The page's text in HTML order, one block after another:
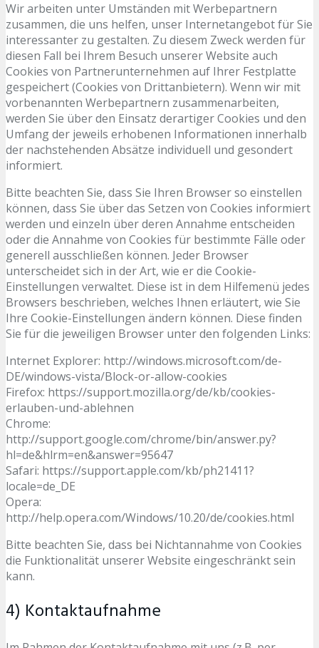
Wir arbeiten unter Umständen mit Werbepartnern
zusammen, die uns helfen, unser Internetangebot für Sie
interessanter zu gestalten. Zu diesem Zweck werden für
diesen Fall bei Ihrem Besuch unserer Website auch
Cookies von Partnerunternehmen auf Ihrer Festplatte
gespeichert (Cookies von Drittanbietern). Wenn wir mit
vorbenannten Werbepartnern zusammenarbeiten,
werden Sie über den Einsatz derartiger Cookies und den
Umfang der jeweils erhobenen Informationen innerhalb
der nachstehenden Absätze individuell und gesondert
informiert.
Bitte beachten Sie, dass Sie Ihren Browser so einstellen
können, dass Sie über das Setzen von Cookies informiert
werden und einzeln über deren Annahme entscheiden
oder die Annahme von Cookies für bestimmte Fälle oder
generell ausschließen können. Jeder Browser
unterscheidet sich in der Art, wie er die Cookie-
Einstellungen verwaltet. Diese ist in dem Hilfemenü jedes
Browsers beschrieben, welches Ihnen erläutert, wie Sie
Ihre Cookie-Einstellungen ändern können. Diese finden
Sie für die jeweiligen Browser unter den folgenden Links:
Internet Explorer: http://windows.microsoft.com/de-
DE/windows-vista/Block-or-allow-cookies
Firefox: https://support.mozilla.org/de/kb/cookies-
erlauben-und-ablehnen
Chrome:
http://support.google.com/chrome/bin/answer.py?
hl=de&hlrm=en&answer=95647
Safari: https://support.apple.com/kb/ph21411?
locale=de_DE
Opera:
http://help.opera.com/Windows/10.20/de/cookies.html
Bitte beachten Sie, dass bei Nichtannahme von Cookies
die Funktionalität unserer Website eingeschränkt sein
kann.
4) Kontaktaufnahme